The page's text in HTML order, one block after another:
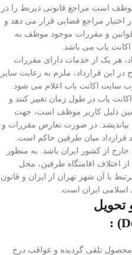
موظف است مراجع قانونی ذیربط را در
اختیار مراجع قضایی قرار می دهد و
قوانین و مقررات موجود موظف به
یاب می باشد.
هر یک از خدمات دارای مقررات
این قرارداد، ملزم به رعایت سایر
سایت اکانت یاب اعلام می شود.
یاب در طول زمان تغییر کنند و
دلیل کاربر موظف است، جهت
بیاندیشد. در صورت تعارض مقررات و
قرارداد میان طرفین حاکم است.
از کشور ایران باشد. به منظور
اختلاف اقامتگاه طرفین، محل
با آن شهر تهران از ایران و قانون
اسلامی ایران است.
تحویل
محصول تلقی گردیده و عواقب درج